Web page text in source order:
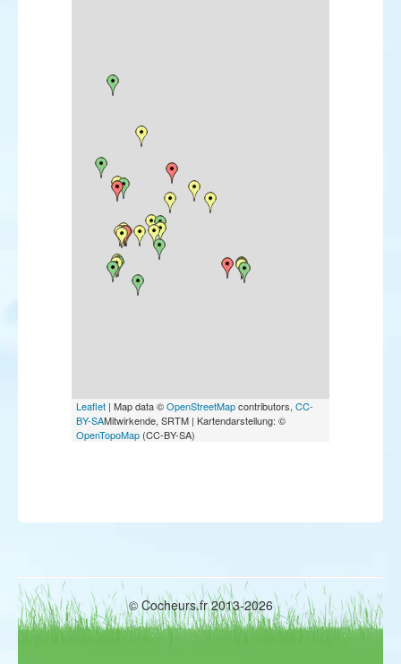
Pouillot à grands sourcils
Etourneau roselin
Leaflet | Map data ©OpenStreetMapcontributors, CC-
BY-SAMitwirkende, SRTM | Kartendarstellung: ©
OpenTopoMap (CC-BY-SA)
© Cocheurs.fr 2013-2026